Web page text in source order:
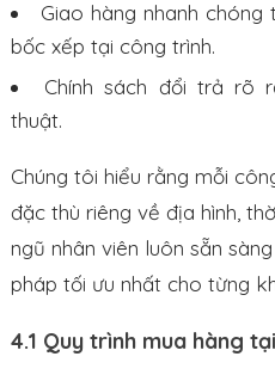
Giao hàng nhanh
bốc xếp tại công trình.
Chính sách đổi trả rõ
thuật.
Chúng tôi hiểu rằng mỗi
đặc thù riêng về địa hình,
ngũ nhân viên luôn sẵn
pháp tối ưu nhất cho từng
4.1 Quy trình mua hàng